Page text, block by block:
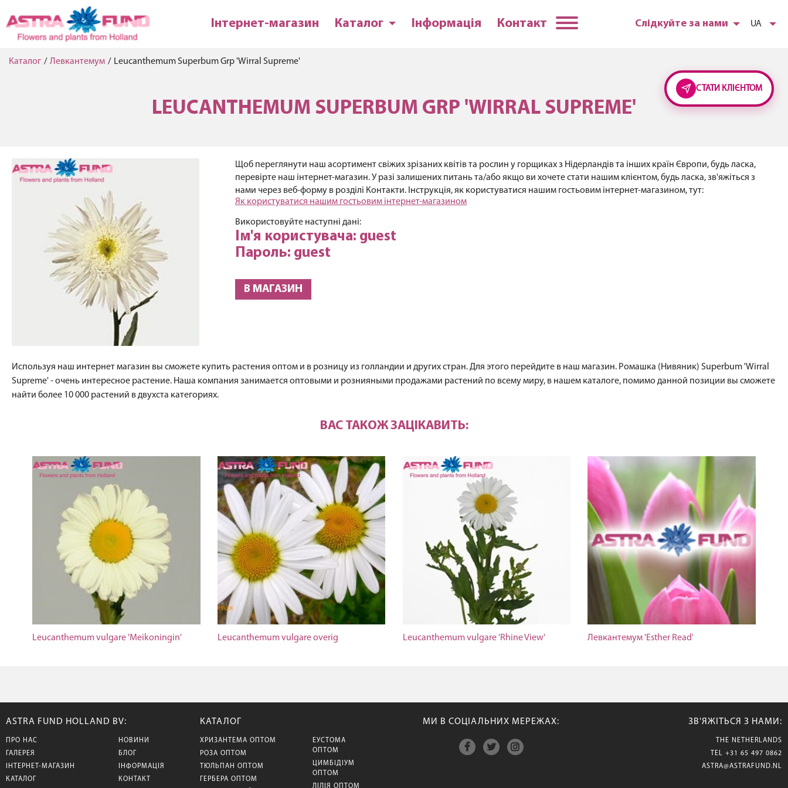
Слідкуйте за нами UA
Інтернет-магазин Каталог Інформація Контакт
Каталог / Левкантемум / Leucanthemum Superbum Grp 'Wirral Supreme'
LEUCANTHEMUM SUPERBUM GRP 'WIRRAL SUPREME'
Щоб переглянути наш асортимент свіжих зрізаних квітів та рослин у горщиках з Нідерландів та інших країн Європи, будь ласка,
перевірте наш інтернет-магазин. У разі залишених питань та/або якщо ви хочете стати нашим клієнтом, будь ласка, зв'яжіться з
нами через веб-форму в розділі Контакти. Інструкція, як користуватися нашим гостьовим інтернет-магазином, тут:
Як користуватися нашим гостьовим інтернет-магазином
Використовуйте наступні дані:
Ім'я користувача: guest
Пароль: guest
В МАГАЗИН
Используя наш интернет магазин вы сможете купить растения оптом и в розницу из голландии и других стран. Для этого перейдите в наш магазин. Ромашка (Нивяник) Superbum 'Wirral
Supreme' - очень интересное растение. Наша компания занимается оптовыми и рознияными продажами растений по всему миру, в нашем каталоге, помимо данной позиции вы сможете
найти более 10 000 растений в двухста категориях.
ВАС ТАКОЖ ЗАЦІКАВИТЬ:
Leucanthemum vulgare 'Meikoningin' Leucanthemum vulgare overig Leucanthemum vulgare 'Rhine View' Левкантемум 'Esther Read'
ASTRA FUND HOLLAND BV:
ПРО НАС
ГАЛЕРЕЯ
ІНТЕРНЕТ-МАГАЗИН
КАТАЛОГ
НОВИНИ
БЛОГ
ІНФОРМАЦІЯ
КОНТАКТ
КАТАЛОГ
ХРИЗАНТЕМА ОПТОМ
РОЗА ОПТОМ
ТЮЛЬПАН ОПТОМ
ГЕРБЕРА ОПТОМ
ЕУСТОМА
ОПТОМ
ЦИМБІДІУМ
ОПТОМ
ЛІЛІЯ ОПТОМ
МИ В СОЦІАЛЬНИХ МЕРЕЖАХ: ЗВ'ЯЖІТЬСЯ З НАМИ:
THE NETHERLANDS
TEL +31 65 497 0862
ASTRA@ASTRAFUND.NL
СТАТИ КЛІЄНТОМ